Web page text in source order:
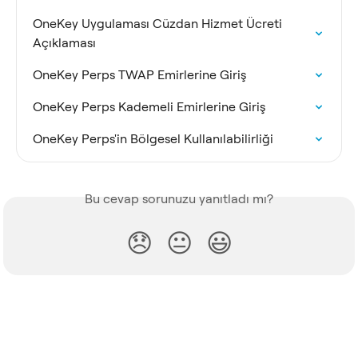
OneKey Uygulaması Cüzdan Hizmet Ücreti
Açıklaması
OneKey Perps TWAP Emirlerine Giriş
OneKey Perps Kademeli Emirlerine Giriş
OneKey Perps'in Bölgesel Kullanılabilirliği
Bu cevap sorunuzu yanıtladı mı?
😞 😐 😃